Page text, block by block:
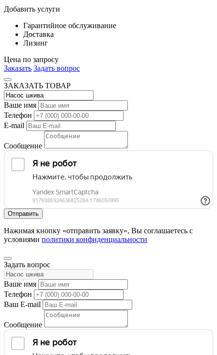
Добавить услуги
Гарантийное обслуживание
Доставка
Лизинг
Цена по запросу
Заказать Задать вопрос
ЗАКАЗАТЬ ТОВАР
Ваше имя
Телефон
E-mail
Сообщение
Нажимая кнопку «отправить заявку», Вы соглашаетесь с
условиями политики конфиденциальности
Задать вопрос
Ваше имя
Телефон
Ваш E-mail
Сообщение